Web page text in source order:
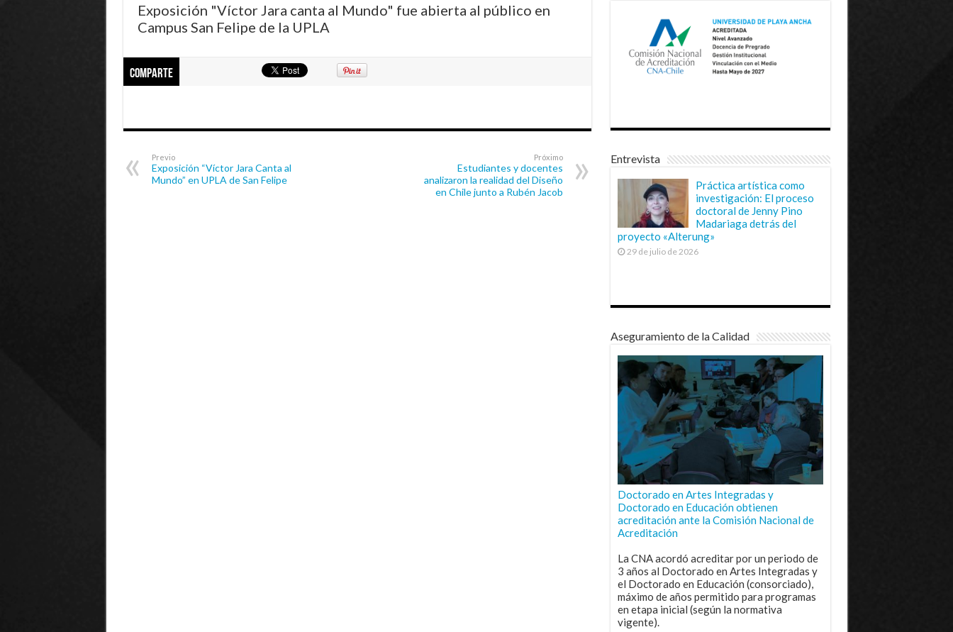
Exposición "Víctor Jara canta al Mundo" fue abierta al público en
Campus San Felipe de la UPLA
Comparte
Previo
Exposición “Víctor Jara Canta al
Mundo” en UPLA de San Felipe
Próximo
Estudiantes y docentes
analizaron la realidad del Diseño
en Chile junto a Rubén Jacob
Entrevista
Práctica artística como
investigación: El proceso
doctoral de Jenny Pino
Madariaga detrás del
proyecto «Alterung»
29 de julio de 2026
Aseguramiento de la Calidad
Doctorado en Artes Integradas y
Doctorado en Educación obtienen
acreditación ante la Comisión Nacional de
Acreditación
La CNA acordó acreditar por un periodo de
3 años al Doctorado en Artes Integradas y
el Doctorado en Educación (consorciado),
máximo de años permitido para programas
en etapa inicial (según la normativa
vigente).